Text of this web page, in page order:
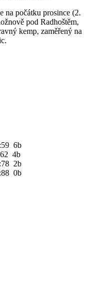
na počátku prosince (2.
pod Radhoštěm,
kemp, zaměřený na
6b
4b
2b
0b